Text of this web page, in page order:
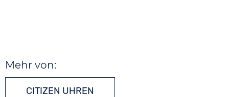
Mehr von:
CITIZEN UHREN